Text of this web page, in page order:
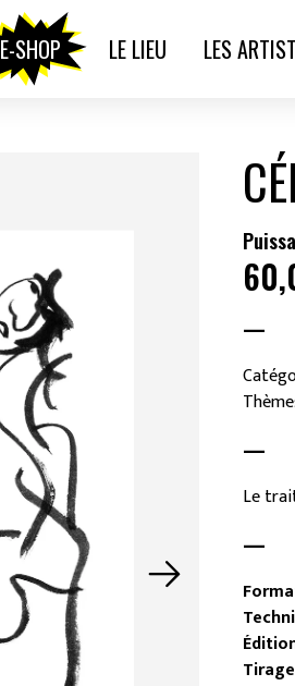
E-SHOP LE LIEU LES
—
—
Le
—